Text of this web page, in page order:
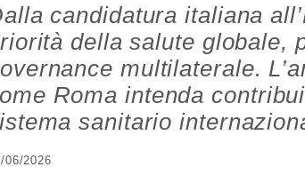
candidatura italiana
della salute globale,
multilaterale.
Roma intenda
sanitario
06/2026